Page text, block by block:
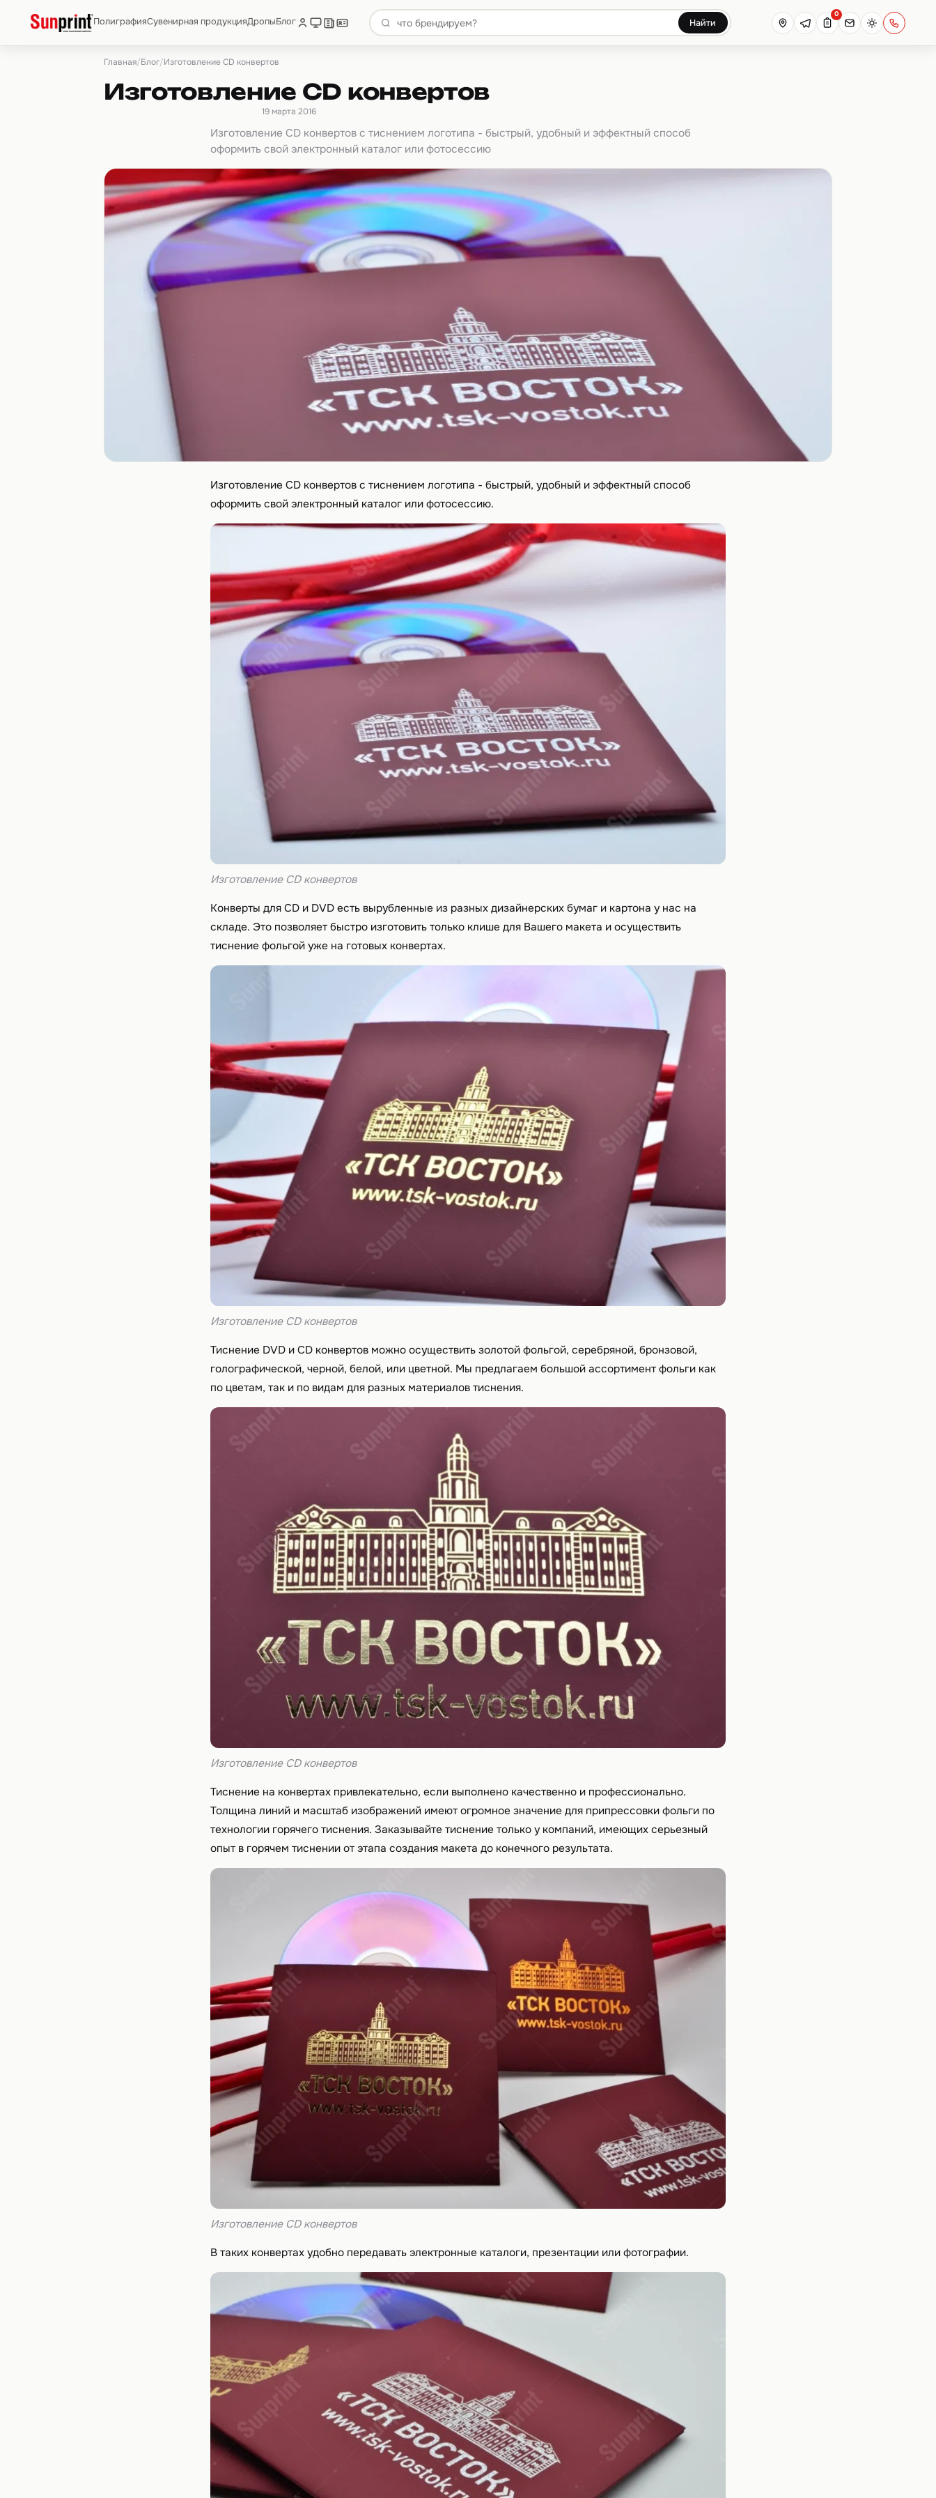
ПолиграфияСувенирная продукцияДропыБлог Найти
0
Главная/Блог/Изготовление CD конвертов
Изготовление CD конвертов
19 марта 2016
Изготовление CD конвертов с тиснением логотипа - быстрый, удобный и эффектный способ
оформить свой электронный каталог или фотосессию
Изготовление CD конвертов с тиснением логотипа - быстрый, удобный и эффектный способ
оформить свой электронный каталог или фотосессию.
Изготовление CD конвертов
Конверты для CD и DVD есть вырубленные из разных дизайнерских бумаг и картона у нас на
складе. Это позволяет быстро изготовить только клише для Вашего макета и осуществить
тиснение фольгой уже на готовых конвертах.
Изготовление CD конвертов
Тиснение DVD и CD конвертов можно осуществить золотой фольгой, серебряной, бронзовой,
голографической, черной, белой, или цветной. Мы предлагаем большой ассортимент фольги как
по цветам, так и по видам для разных материалов тиснения.
Изготовление CD конвертов
Тиснение на конвертах привлекательно, если выполнено качественно и профессионально.
Толщина линий и масштаб изображений имеют огромное значение для припрессовки фольги по
технологии горячего тиснения. Заказывайте тиснение только у компаний, имеющих серьезный
опыт в горячем тиснении от этапа создания макета до конечного результата.
Изготовление CD конвертов
В таких конвертах удобно передавать электронные каталоги, презентации или фотографии.